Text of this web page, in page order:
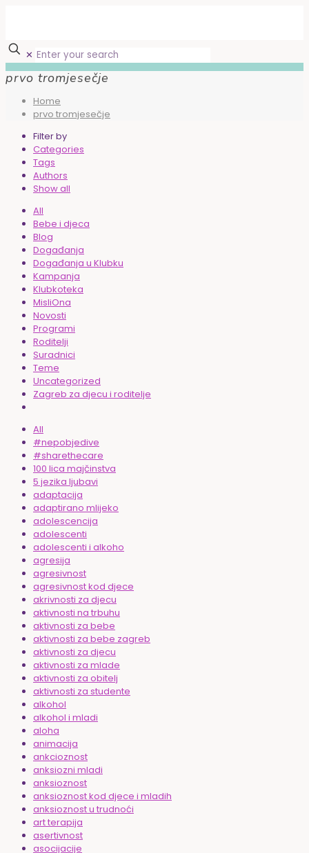
✕
prvo tromjesečje
Home
prvo tromjesečje
Filter by
Categories
Tags
Authors
Show all
All
Bebe i djeca
Blog
Događanja
Događanja u Klubku
Kampanja
Klubkoteka
MisliOna
Novosti
Programi
Roditelji
Suradnici
Teme
Uncategorized
Zagreb za djecu i roditelje
All
#nepobjedive
#sharethecare
100 lica majčinstva
5 jezika ljubavi
adaptacija
adaptirano mlijeko
adolescencija
adolescenti
adolescenti i alkoho
agresija
agresivnost
agresivnost kod djece
akrivnosti za djecu
aktivnosti na trbuhu
aktivnosti za bebe
aktivnosti za bebe zagreb
aktivnosti za djecu
aktivnosti za mlade
aktivnosti za obitelj
aktivnosti za studente
alkohol
alkohol i mladi
aloha
animacija
ankcioznost
anksiozni mladi
anksioznost
anksioznost kod djece i mladih
anksioznost u trudnoći
art terapija
asertivnost
asocijacije